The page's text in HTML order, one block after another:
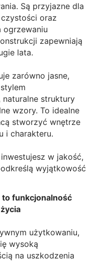
Są przyjazne dla
oraz
ogrzewaniu
zapewniają
lata.
zarówno jasne,
naturalne struktury
wzory. To idealne
stworzyć wnętrze
i charakteru.
inwestujesz w jakość,
wyjątkowość
to funkcjonalność
użytkowaniu,
wysoką
na uszkodzenia